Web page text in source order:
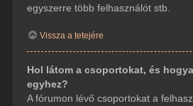
egyszerre több felhasználót stb.
Vissza a tetejére
Hol látom a csoportokat, és
egyhez?
A fórumon lévő csoportokat a